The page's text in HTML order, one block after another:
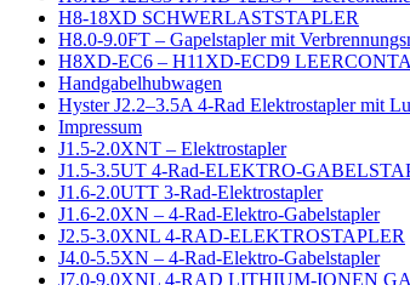
H8-18XD SCHWERLASTSTAPLER
H8.0-9.0FT – Gapelstapler mit
H8XD-EC6 – H11XD-ECD9
Handgabelhubwagen
Hyster J2.2–3.5A 4-Rad Elektrostapler mit
Impressum
J1.5-2.0XNT – Elektrostapler
J1.5-3.5UT 4-Rad-ELEKTRO-
J1.6-2.0UTT 3-Rad-Elektrostapler
J1.6-2.0XN – 4-Rad-Elektro-Gabelstapler
J2.5-3.0XNL 4-RAD-ELEKTROSTAPLER
J4.0-5.5XN – 4-Rad-Elektro-Gabelstapler
J7.0-9.0XNL 4-RAD LITHIUM-IONEN